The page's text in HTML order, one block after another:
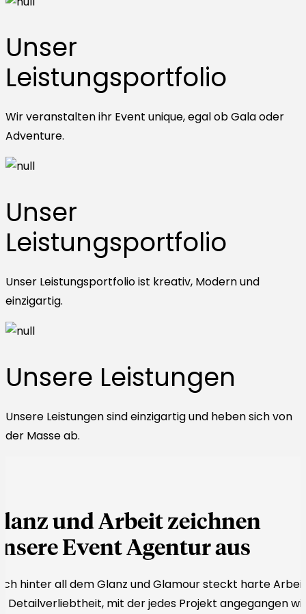
Unser
Leistungsportfolio
Wir veranstalten ihr Event unique, egal ob Gala oder
Adventure.
Unser
Leistungsportfolio
Unser Leistungsportfolio ist kreativ, Modern und
einzigartig.
Unsere Leistungen
Unsere Leistungen sind einzigartig und heben sich von
der Masse ab.
und Arbeit zeichnen
Event Agentur aus
hinter all dem Glanz und Glamour steckt harte
Detailverliebtheit, mit der jedes Projekt angegangen